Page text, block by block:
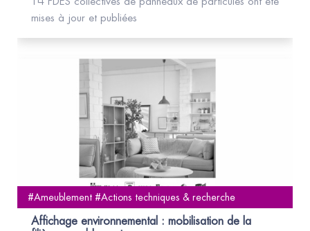
mises à jour et publiées
#Ameublement #Actions techniques & recherche
Affichage environnemental : mobilisation de la